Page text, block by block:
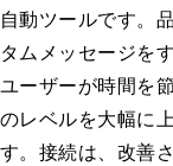
動ツールです。
ムメッセージを
ーザーが時間を
レベルを大幅に
。接続は、改善